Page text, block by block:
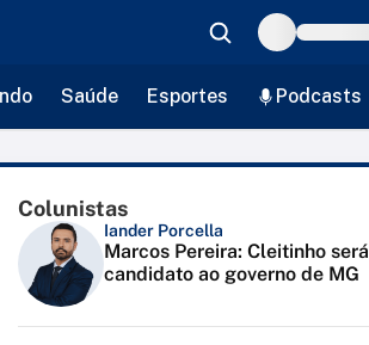
Saúde Esportes Podcasts
Colunistas
Iander Porcella
Marcos Pereira: Cleitinho será
candidato ao governo de MG